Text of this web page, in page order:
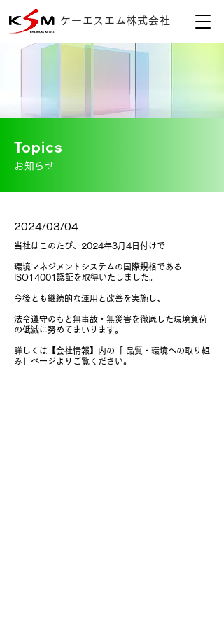
ケーエスエム株式会社
Topics
お知らせ
2024/03/04
当社はこのたび、2024年3月4日付けで
環境マネジメントシステムの国際規格である
ISO14001認証を取得いたしました。
今後とも継続的な運用と改善を実施し、
法令遵守のもと無事故・無災害を徹底した環境負荷
の低減に努めてまいります。
詳しくは【会社情報】内の「 品質・環境への取り組
み」ぺージよりご覧ください。